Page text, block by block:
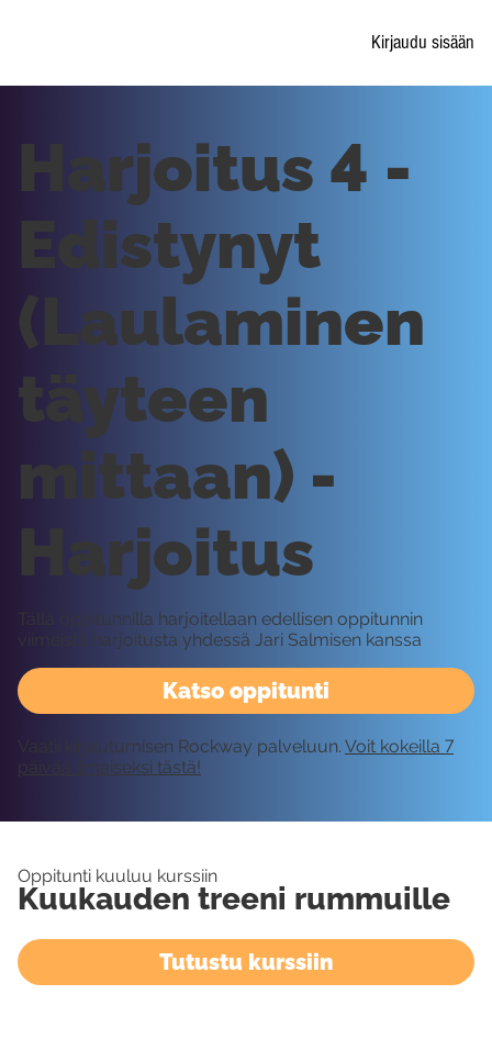
Kirjaudu sisään
Katso oppitunti
Harjoitus 4 -
Edistynyt
(Laulaminen
täyteen
mittaan) -
Harjoitus
Tällä oppitunnilla harjoitellaan edellisen oppitunnin
viimeistä harjoitusta yhdessä Jari Salmisen kanssa
Vaatii kirjautumisen Rockway palveluun. Voit kokeilla 7
päivää ilmaiseksi tästä!
Oppitunti kuuluu kurssiin
Kuukauden treeni rummuille
Tutustu kurssiin